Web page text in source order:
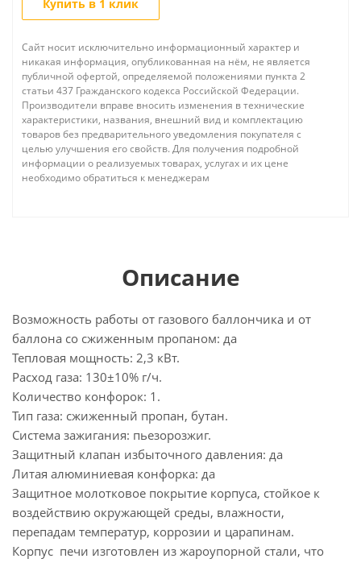
Купить в 1 клик
Сайт носит исключительно информационный характер и
никакая информация, опубликованная на нём, не является
публичной офертой, определяемой положениями пункта 2
статьи 437 Гражданского кодекса Российской Федерации.
Производители вправе вносить изменения в технические
характеристики, названия, внешний вид и комплектацию
товаров без предварительного уведомления покупателя с
целью улучшения его свойств. Для получения подробной
информации о реализуемых товарах, услугах и их цене
необходимо обратиться к менеджерам
Описание
Возможность работы от газового баллончика и от
баллона со сжиженным пропаном: да
Тепловая мощность: 2,3 кВт.
Расход газа: 130±10% г/ч.
Количество конфорок: 1.
Тип газа: сжиженный пропан, бутан.
Система зажигания: пьезорозжиг.
Защитный клапан избыточного давления: да
Литая алюминиевая конфорка: да
Защитное молотковое покрытие корпуса, стойкое к
воздействию окружающей среды, влажности,
перепадам температур, коррозии и царапинам.
Корпус печи изготовлен из жароупорной стали, что